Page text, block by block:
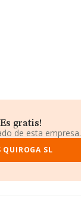
gratis!
de esta empresa.
QUIROGA SL